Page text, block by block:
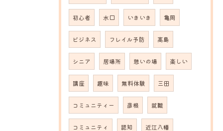
初心者 水口 いきいき 亀岡
ビジネス フレイル予防 高島
シニア 居場所 憩いの場 楽しい
講座 趣味 無料体験 三田
コミュニティー 彦根 就職
コミュニティ 認知 近江八幡